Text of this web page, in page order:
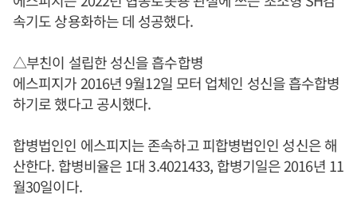
속기도 상용화하는 데 성공했다.
△부친이 설립한 성신을 흡수합병
에스피지가 2016년 9월12일 모터 업체인 성신을 흡수합병
하기로 했다고 공시했다.
합병법인인 에스피지는 존속하고 피합병법인인 성신은 해
산한다. 합병비율은 1대 3.4021433, 합병기일은 2016년 11
월30일이다.